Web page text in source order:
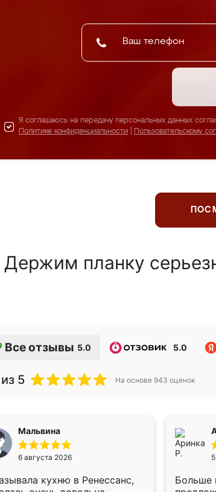
Я соглашаюсь на передачу персональных данных
Политике конфиденциальности
Пользовательскому
Держим планку
Все отзывы 5.0 5.0
из 5 На основе 943 оценок
Мальвина
6 августа 2026
кухню в Ренессанс,
Больше